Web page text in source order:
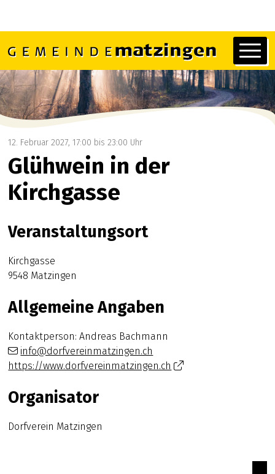
Glühwein in der
Kirchgasse
12. Februar 2027, 17:00 bis 23:00 Uhr
Veranstaltungsort
Kirchgasse
9548 Matzingen
Allgemeine Angaben
Kontaktperson: Andreas Bachmann
info@dorfvereinmatzingen.ch
https://www.dorfvereinmatzingen.ch
Organisator
Dorfverein Matzingen